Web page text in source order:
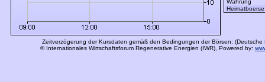
Währung
Heimatboerse
Zeitverzögerung der Kursdaten gemäß den Bedingungen der Börsen: (Deutsche
© Internationales Wirtschaftsforum Regenerative Energien (IWR), Powered by: